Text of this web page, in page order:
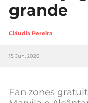
Lifestyle
Sociedade
Negócios
grande
Cláudia Pereira
15 Jun, 2026
Fan zones